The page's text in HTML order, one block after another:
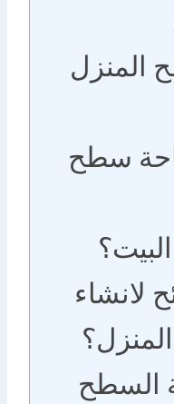
المنزل
سطح
لانشاء
السطح